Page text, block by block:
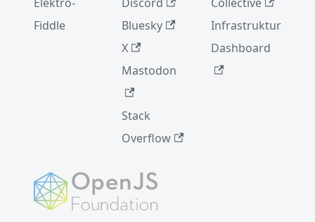
Fiddle
Bluesky
X
Mastodon
Stack
Overflow
Infrastruktur
Dashboard